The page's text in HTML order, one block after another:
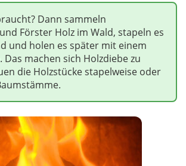
Dann sammeln
Förster Holz im Wald, stapeln es
und holen es später mit einem
Das machen sich Holzdiebe zu
die Holzstücke stapelweise oder